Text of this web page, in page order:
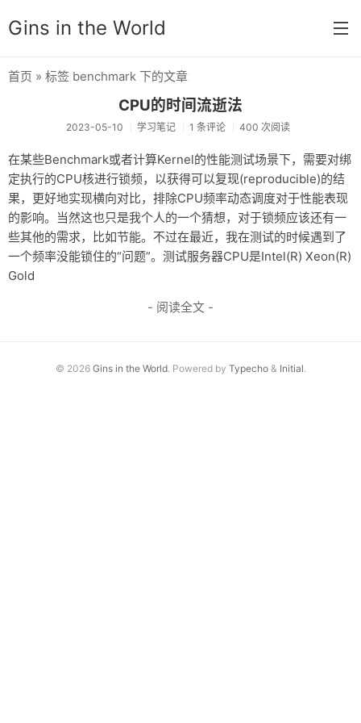
Gins in the World
分类
默认分类
杂谈
思想锚点
学习笔记
友链
首页 » 标签 benchmark 下的文章
CPU的时间流逝法
2023-05-10 学习笔记 1 条评论 400 次阅读
在某些Benchmark或者计算Kernel的性能测试场景下，需要对绑
定执行的CPU核进行锁频，以获得可以复现(reproducible)的结
果，更好地实现横向对比，排除CPU频率动态调度对于性能表现
的影响。当然这也只是我个人的一个猜想，对于锁频应该还有一
些其他的需求，比如节能。不过在最近，我在测试的时候遇到了
一个频率没能锁住的“问题”。测试服务器CPU是Intel(R) Xeon(R)
Gold
- 阅读全文 -
© 2026 Gins in the World. Powered by Typecho& Initial.